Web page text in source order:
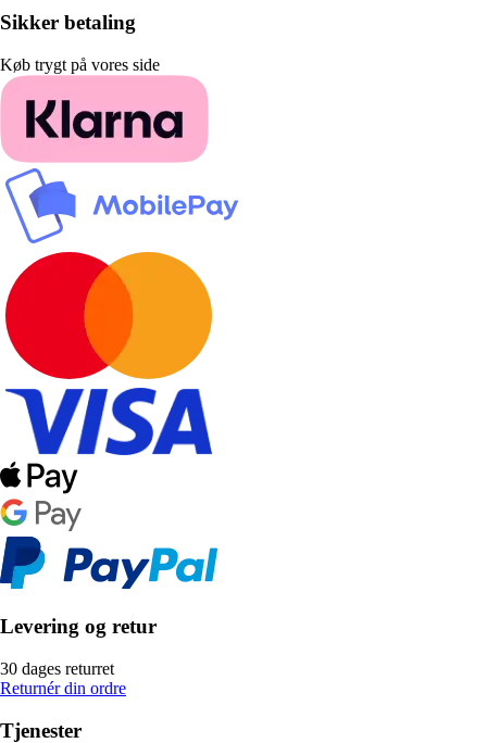
Sikker betaling
Køb trygt på vores side
Levering og retur
30 dages returret
Returnér din ordre
Tjenester